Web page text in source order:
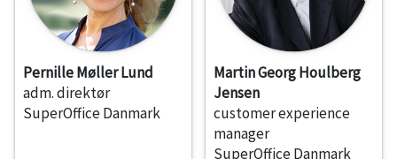
Pernille Møller Lund
adm. direktør
SuperOffice Danmark
Martin Georg Houlberg
Jensen
customer experience
manager
SuperOffice Danmark